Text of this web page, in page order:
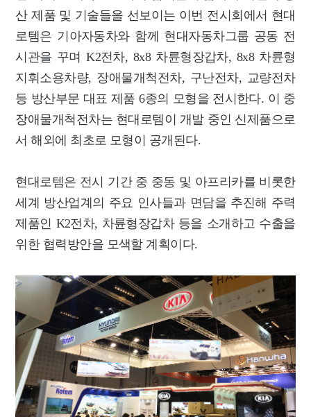
산 제품 및 기술들을 선보이는 이번 전시회에서 현대
로템은 기아자동차와 함께 현대자동차그룹 공동 전
시관을 꾸며 K2전차, 8x8 차륜형장갑차, 8x8 차륜형
지휘소용차량, 장애물개척전차, 구난전차, 교량전차
등 방산부문 대표 제품 6종의 모형을 전시한다. 이 중
장애물개척전차는 현대로템이 개발 중인 신제품으로
서 해외에 최초로 모형이 공개된다.
현대로템은 전시 기간 중 중동 및 아프리카를 비롯한
세계 방산업계의 주요 인사들과 면담을 추진해 주력
제품인 K2전차, 차륜형장갑차 등을 소개하고 수출을
위한 협력방안을 모색할 계획이다.